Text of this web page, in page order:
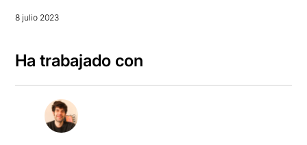
8 julio 2023
Ha trabajado con